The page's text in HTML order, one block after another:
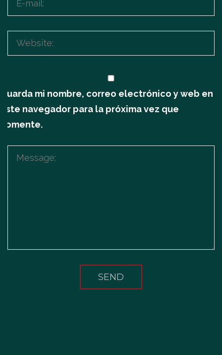
Guarda mi nombre, correo electrónico y web en
este navegador para la próxima vez que
comente.